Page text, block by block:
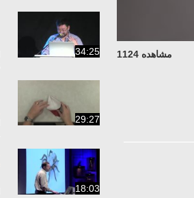
مشاهده 1124 34:25
29:27
18:03